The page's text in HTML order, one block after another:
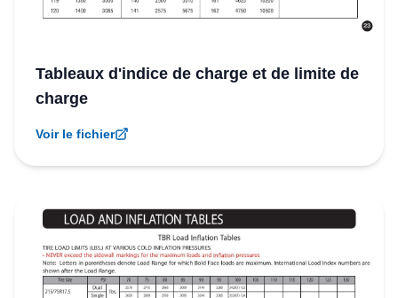
Tableaux d'indice de charge et de limite de
charge
Voir le fichier